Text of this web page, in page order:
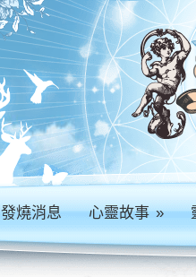
發燒消息 心靈故事»